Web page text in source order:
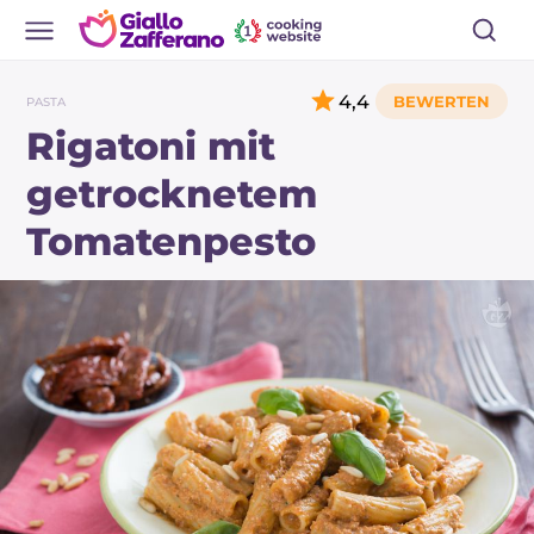
PASTA
Rigatoni mit
getrocknetem
Tomatenpesto
4,4